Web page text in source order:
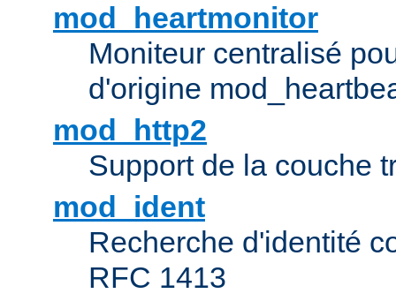
mod_heartmonitor
Moniteur centralisé
d'origine
mod_http2
Support de la couche
mod_ident
Recherche d'identité
RFC 1413